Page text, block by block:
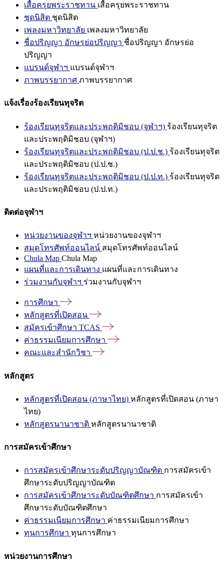
เสื้อครุยพระราชทาน เสื้อครุยพระราชทาน
ชุดนิสิต ชุดนิสิต
เพลงมหาวิทยาลัย เพลงมหาวิทยาลัย
ชื่อปริญญา อักษรย่อปริญญา ชื่อปริญญา อักษรย่อ
ปริญญา
แบรนด์จุฬาฯ แบรนด์จุฬาฯ
ภาพบรรยากาศ ภาพบรรยากาศ
แจ้งเรื่องร้องเรียนทุจริต
ร้องเรียนทุจริตและประพฤติมิชอบ (จุฬาฯ) ร้องเรียนทุจริต
และประพฤติมิชอบ (จุฬาฯ)
ร้องเรียนทุจริตและประพฤติมิชอบ (ป.ป.ช.) ร้องเรียนทุจริต
และประพฤติมิชอบ (ป.ป.ช.)
ร้องเรียนทุจริตและประพฤติมิชอบ (ป.ป.ท.) ร้องเรียนทุจริต
และประพฤติมิชอบ (ป.ป.ท.)
ติดต่อจุฬาฯ
หน่วยงานของจุฬาฯ หน่วยงานของจุฬาฯ
สมุดโทรศัพท์ออนไลน์ สมุดโทรศัพท์ออนไลน์
Chula Map Chula Map
แผนที่และการเดินทาง แผนที่และการเดินทาง
ร่วมงานกับจุฬาฯ ร่วมงานกับจุฬาฯ
การศึกษา
หลักสูตรที่เปิดสอน
สมัครเข้าศึกษา TCAS
ค่าธรรมเนียมการศึกษา
คณะและสำนักวิชา
หลักสูตร
หลักสูตรที่เปิดสอน (ภาษาไทย) หลักสูตรที่เปิดสอน (ภาษา
ไทย)
หลักสูตรนานาชาติ หลักสูตรนานาชาติ
การสมัครเข้าศึกษา
การสมัครเข้าศึกษาระดับปริญญาบัณฑิต การสมัครเข้า
ศึกษาระดับปริญญาบัณฑิต
การสมัครเข้าศึกษาระดับบัณฑิตศึกษา การสมัครเข้า
ศึกษาระดับบัณฑิตศึกษา
ค่าธรรมเนียมการศึกษา ค่าธรรมเนียมการศึกษา
ทุนการศึกษา ทุนการศึกษา
หน่วยงานการศึกษา